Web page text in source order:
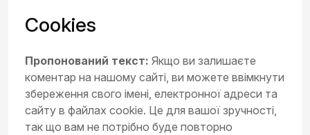
Cookies
Пропонований текст: Якщо ви залишаєте
коментар на нашому сайті, ви можете ввімкнути
збереження свого імені, електронної адреси та
сайту в файлах cookie. Це для вашої зручності,
так що вам не потрібно буде повторно